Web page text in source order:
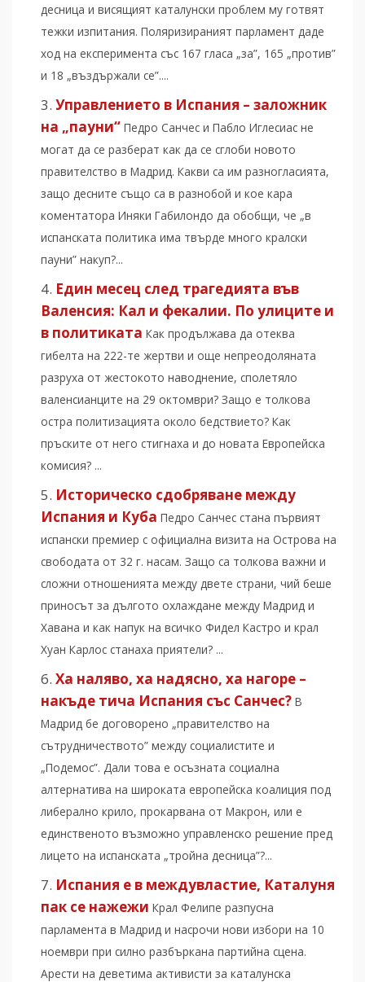
десница и висящият каталунски проблем му готвят
тежки изпитания. Поляризираният парламент даде
ход на експеримента със 167 гласа „за”, 165 „против”
и 18 „въздържали се”....
Управлението в Испания – заложник
на „пауни“ Педро Санчес и Пабло Иглесиас не
могат да се разберат как да се сглоби новото
правителство в Мадрид. Какви са им разногласията,
защо десните също са в разнобой и кое кара
коментатора Иняки Габилондо да обобщи, че „в
испанската политика има твърде много кралски
пауни” накуп?...
Един месец след трагедията във
Валенсия: Кал и фекалии. По улиците и
в политиката Как продължава да отеква
гибелта на 222-те жертви и още непреодоляната
разруха от жестокото наводнение, сполетяло
валенсианците на 29 октомври? Защо е толкова
остра политизацията около бедствието? Как
пръските от него стигнаха и до новата Европейска
комисия? ...
Историческо сдобряване между
Испания и Куба Педро Санчес стана първият
испански премиер с официална визита на Острова на
свободата от 32 г. насам. Защо са толкова важни и
сложни отношенията между двете страни, чий беше
приносът за дългото охлаждане между Мадрид и
Хавана и как напук на всичко Фидел Кастро и крал
Хуан Карлос станаха приятели? ...
Ха наляво, ха надясно, ха нагоре –
накъде тича Испания със Санчес? В
Мадрид бе договорено „правителство на
сътрудничеството” между социалистите и
„Подемос”. Дали това е осъзната социална
алтернатива на широката европейска коалиция под
либерално крило, прокарвана от Макрон, или е
единственото възможно управленско решение пред
лицето на испанската „тройна десница”?...
Испания е в междувластие, Каталуня
пак се нажежи Крал Фелипе разпусна
парламента в Мадрид и насрочи нови избори на 10
ноември при силно разбъркана партийна сцена.
Арести на деветима активисти за каталунска